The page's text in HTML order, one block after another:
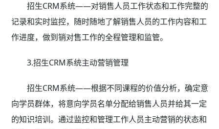
招生CRM系统——对销售人员工作状态和工作完整的
记录和实时监控，随时随地了解销售人员的工作内容和工
作进度，做到销对售工作的全程管理和监管。
3.招生CRM系统主动营销管理
招生CRM系统——根据不同课程的价值分析，确定意
向学员群体，将意向学员名单分配给销售人员并给其一定
的知识培训。通过监控和管理工作人员主动营销的状态和